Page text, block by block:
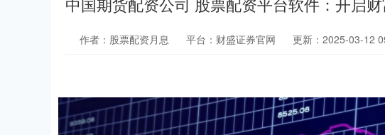
作者：股票配资月息 平台：财盛证券官网 更新：2025-03-12